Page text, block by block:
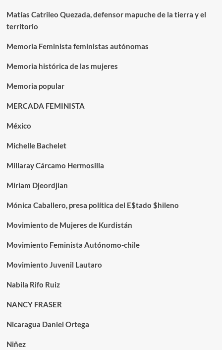
Matías Catrileo Quezada, defensor mapuche de la tierra y el
territorio
Memoria Feminista feministas autónomas
Memoria histórica de las mujeres
Memoria popular
MERCADA FEMINISTA
México
Michelle Bachelet
Millaray Cárcamo Hermosilla
Miriam Djeordjian
Mónica Caballero, presa política del E$tado $hileno
Movimiento de Mujeres de Kurdistán
Movimiento Feminista Autónomo-chile
Movimiento Juvenil Lautaro
Nabila Rifo Ruiz
NANCY FRASER
Nicaragua Daniel Ortega
Niñez